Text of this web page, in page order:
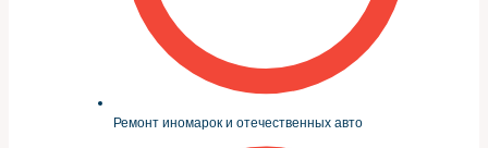
Ремонт иномарок и отечественных авто